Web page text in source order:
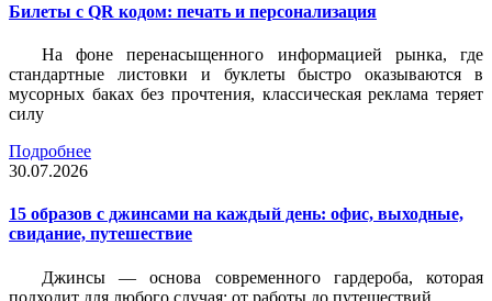
Билеты c QR кодом: печать и персонализация
На фоне перенасыщенного информацией рынка, где
стандартные листовки и буклеты быстро оказываются в
мусорных баках без прочтения, классическая реклама теряет
силу
Подробнее
30.07.2026
15 образов с джинсами на каждый день: офис, выходные,
свидание, путешествие
Джинсы — основа современного гардероба, которая
подходит для любого случая: от работы до путешествий